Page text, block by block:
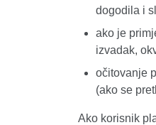
dogodila i
ako je
izvadak,
očitovanje
(ako se
Ako korisnik